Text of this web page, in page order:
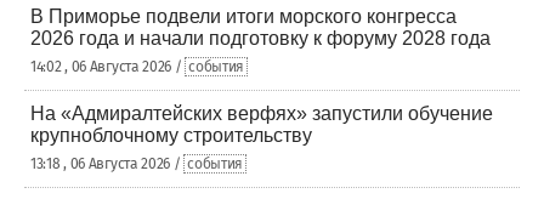
В Приморье подвели итоги морского конгресса
2026 года и начали подготовку к форуму 2028 года
14:02 , 06 Августа 2026 / события
На «Адмиралтейских верфях» запустили обучение
крупноблочному строительству
13:18 , 06 Августа 2026 / события